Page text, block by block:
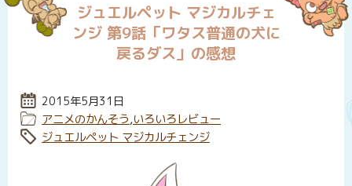
ジュエルペット マジカルチェ
ンジ 第9話「ワタス普通の犬に
戻るダス」の感想
投稿日:
2015年5月31日
カテゴリー:
アニメのかんそう,いろいろレビュー
タグ:
ジュエルペット マジカルチェンジ